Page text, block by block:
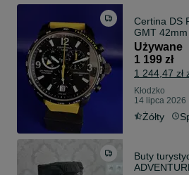
Certina DS
GMT 42mm
Używane
1 199 zł
1 244,47 zł
Kłodzko
14 lipca 2026
Żółty
Buty